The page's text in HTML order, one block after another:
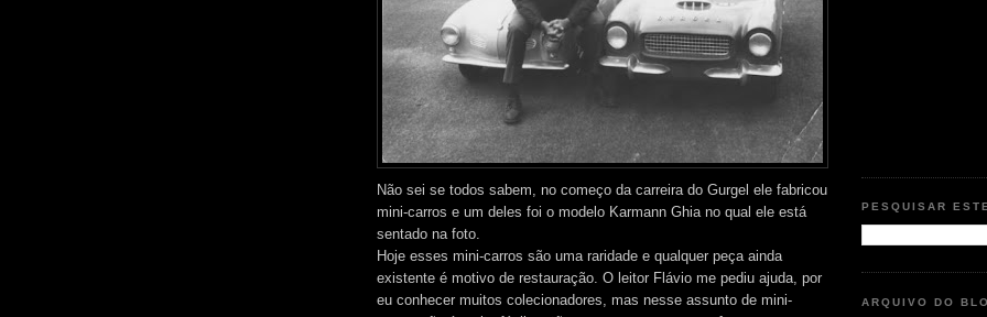
Não sei se todos sabem, no começo da carreira do Gurgel ele fabricou
mini-carros e um deles foi o modelo Karmann Ghia no qual ele está
sentado na foto.
Hoje esses mini-carros são uma raridade e qualquer peça ainda
existente é motivo de restauração. O leitor Flávio me pediu ajuda, por
eu conhecer muitos colecionadores, mas nesse assunto de mini-
PESQUISAR
ARQUIVO DO